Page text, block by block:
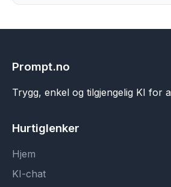
Prompt.no
Trygg, enkel og tilgjengelig KI for
Hurtiglenker
Hjem
KI-chat